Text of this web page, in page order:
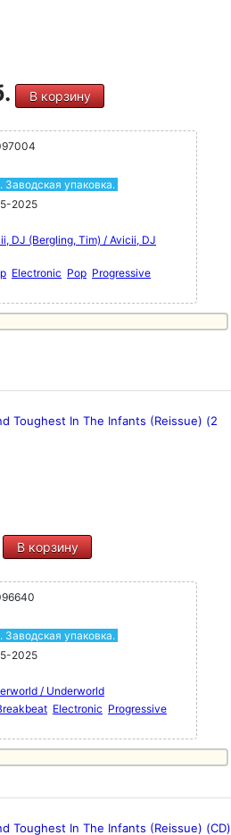
В корзину
Заводская упаковка.
2025
DJ (Bergling, Tim) / Avicii, DJ
Electronic Pop Progressive
Toughest In The Infants (Reissue) (2
В корзину
Заводская упаковка.
2025
/ Underworld
Electronic Progressive
Toughest In The Infants (Reissue) (CD)